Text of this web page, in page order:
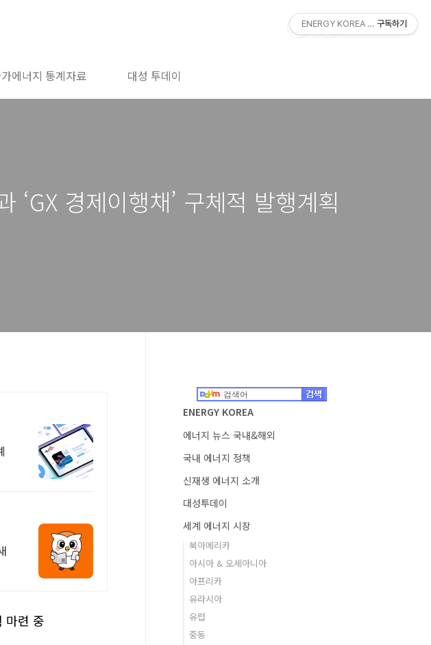
에너지 통계자료 대성 투데이
‘GX 경제이행채’ 구체적 발행계획
마련 중
ENERGY KOREA
에너지 뉴스 국내&해외
국내 에너지 정책
신재생 에너지 소개
대성투데이
세계 에너지 시장
북아메리카
아시아 & 오세아니아
아프리카
유라시아
유럽
중동
ENERGY KOREA With DAESUNG
구독하기